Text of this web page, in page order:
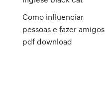
Como influenciar
pessoas e fazer amigos
pdf download